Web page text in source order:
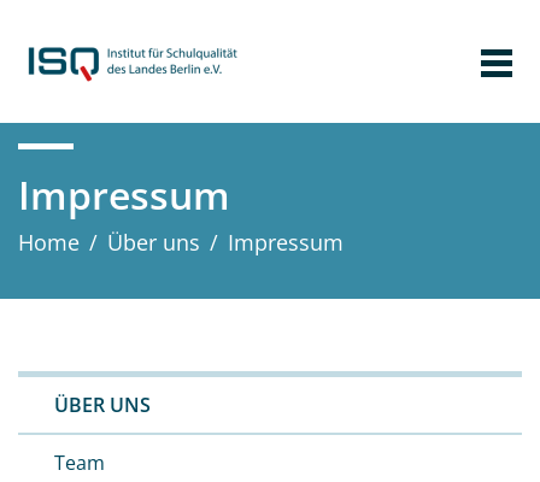
Impressum
Home / Über uns / Impressum
ÜBER UNS
Team